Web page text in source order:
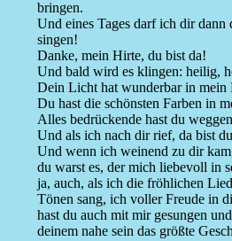
bringen.
Und eines Tages darf ich dir dann
singen!
Danke, mein Hirte, du bist da!
Und bald wird es klingen: heilig,
Dein Licht hat wunderbar in mein
Du hast die schönsten Farben in
Alles bedrückende hast du
Und als ich nach dir rief, da bist
Und wenn ich weinend zu dir
du warst es, der mich liebevoll in
ja, auch, als ich die fröhlichen
Tönen sang, ich voller Freude in
hast du auch mit mir gesungen
deinem nahe sein das größte